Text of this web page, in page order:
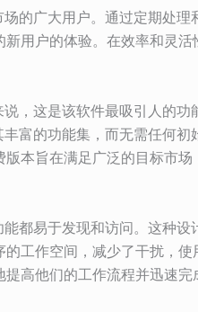
的广大用户。通过定期处理
用户的体验。在效率和灵活
，这是该软件最吸引人的功
富的功能集，而无需任何初
本旨在满足广泛的目标市场
都易于发现和访问。这种设
工作空间，减少了干扰，使
高他们的工作流程并迅速完